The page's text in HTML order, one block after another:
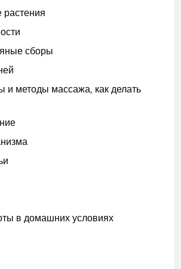
растения
сборы
методы массажа, как делать
в домашних условиях